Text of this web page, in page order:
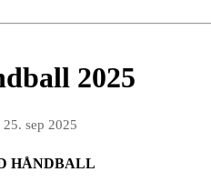
2025
25. sep 2025
HÅNDBALL